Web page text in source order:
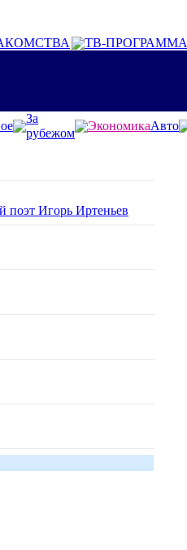
ТВ-ПРОГРАММА
За
рубежом
ЭкономикаАвто
поэт Игорь Иртеньев